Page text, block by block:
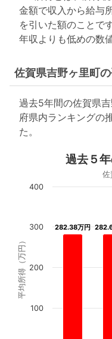
金額で収入から給与
を引いた額のことで
年収よりも低めの数
佐賀県吉野ヶ里町
過去5年間の佐賀県
府県内ランキングの
た。
平均所得（万円）
過去５
佐
282.38万円
282.38万円
100
200
300
400